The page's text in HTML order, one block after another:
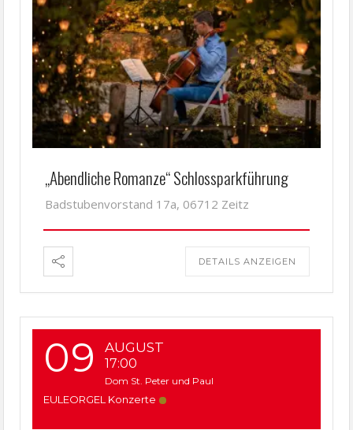
„Abendliche Romanze“ Schlossparkführung
Badstubenvorstand 17a, 06712 Zeitz
DETAILS ANZEIGEN
09 AUGUST
17:00
Dom St. Peter und Paul
EULEORGEL Konzerte